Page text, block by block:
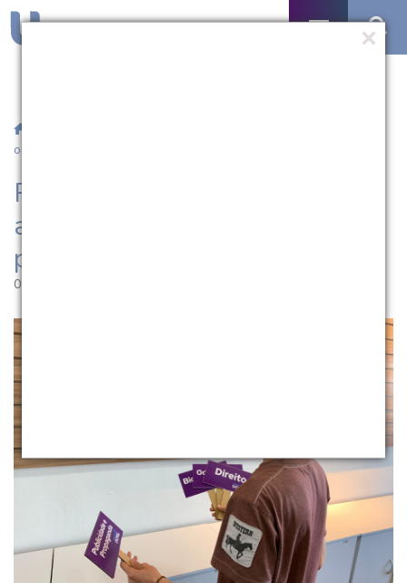
orientação profissional
Psicologia e NAE promovem
atividades de orientação
profissional
09.10.2023 | 11:03